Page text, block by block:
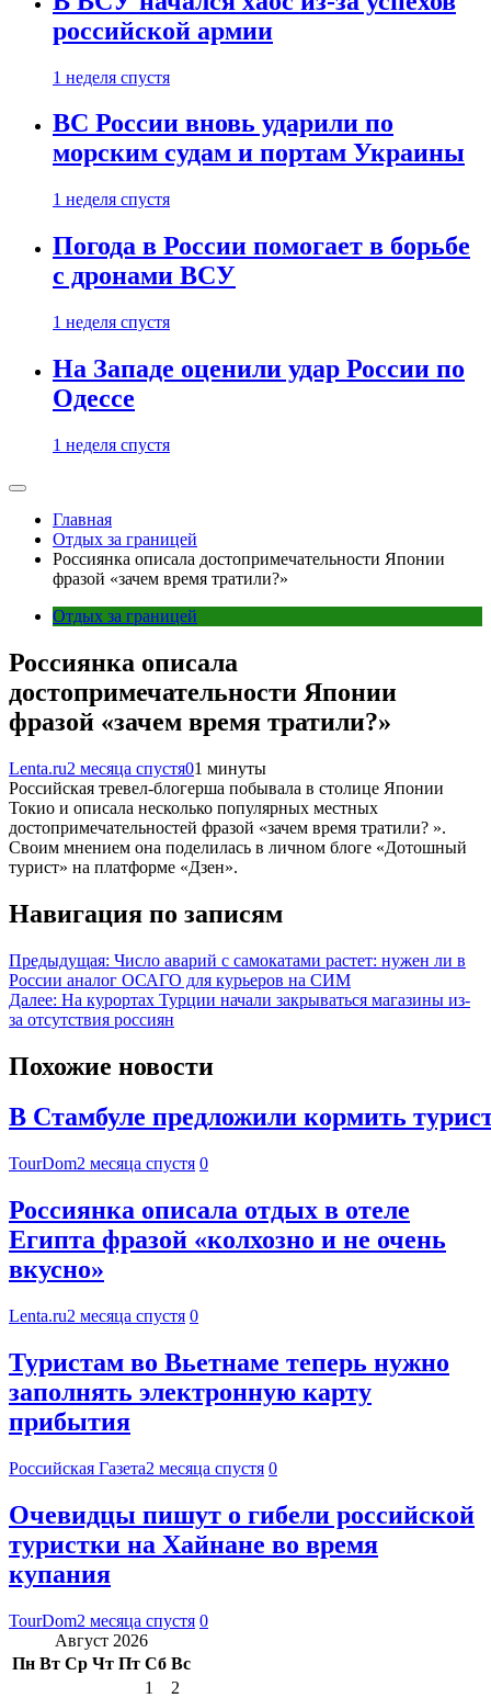
российской армии
1 неделя спустя
ВС России вновь ударили по
морским судам и портам Украины
1 неделя спустя
Погода в России помогает в борьбе
с дронами ВСУ
1 неделя спустя
На Западе оценили удар России по
Одессе
1 неделя спустя
Главная
Отдых за границей
Россиянка описала достопримечательности Японии
фразой «зачем время тратили?»
Отдых за границей
Россиянка описала
достопримечательности Японии
фразой «зачем время тратили?»
Lenta.ru2 месяца спустя01 минуты
Российская тревел-блогерша побывала в столице Японии
Токио и описала несколько популярных местных
достопримечательностей фразой «зачем время тратили? ».
Своим мнением она поделилась в личном блоге «Дотошный
турист» на платформе «Дзен».
Навигация по записям
Предыдущая: Число аварий с самокатами растет: нужен ли в
России аналог ОСАГО для курьеров на СИМ
Далее: На курортах Турции начали закрываться магазины из-
за отсутствия россиян
Похожие новости
В Стамбуле предложили кормить
TourDom2 месяца спустя 0
Россиянка описала отдых в отеле
Египта фразой «колхозно и не очень
вкусно»
Lenta.ru2 месяца спустя 0
Туристам во Вьетнаме теперь нужно
заполнять электронную карту
прибытия
Российская Газета2 месяца спустя 0
Очевидцы пишут о гибели российской
туристки на Хайнане во время
купания
TourDom2 месяца спустя 0
Август 2026
Пн Вт Ср Чт Пт Сб Вс
1
2